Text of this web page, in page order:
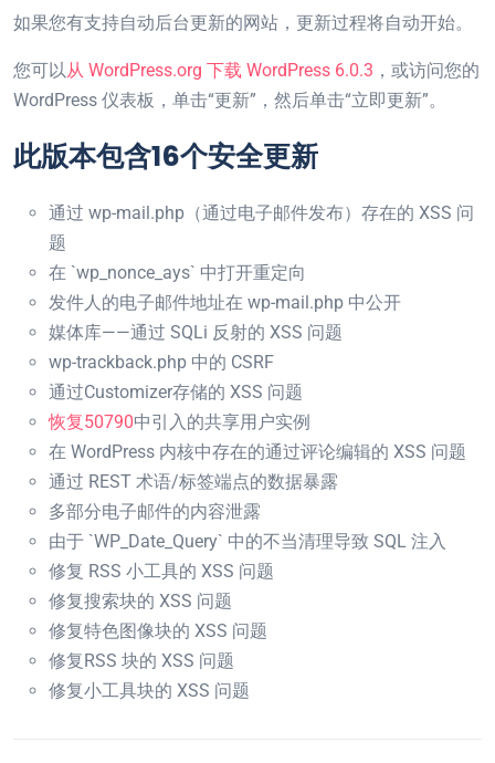
如果您有支持自动后台更新的网站，更新过程将自动开始。
您可以 从 WordPress.org 下载 WordPress 6.0.3 ，或访问您的
WordPress 仪表板，单击“更新”，然后单击“立即更新”。
此版本包含16个安全更新
通过 wp-mail.php（通过电子邮件发布）存在的 XSS 问
题
在 `wp_nonce_ays` 中打开重定向
发件人的电子邮件地址在 wp-mail.php 中公开
媒体库——通过 SQLi 反射的 XSS 问题
wp-trackback.php 中的 CSRF
通过Customizer存储的 XSS 问题
恢复50790中引入的共享用户实例
在 WordPress 内核中存在的通过评论编辑的 XSS 问题
通过 REST 术语/标签端点的数据暴露
多部分电子邮件的内容泄露
由于 `WP_Date_Query` 中的不当清理导致 SQL 注入
修复 RSS 小工具的 XSS 问题
修复搜索块的 XSS 问题
修复特色图像块的 XSS 问题
修复RSS 块的 XSS 问题
修复小工具块的 XSS 问题